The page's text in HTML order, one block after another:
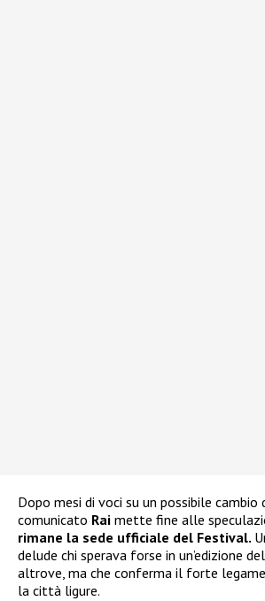
Dopo mesi di voci su un possibile
comunicato Rai mette fine alle
rimane la sede ufficiale del Festival.
delude chi sperava forse in un’edizione
altrove, ma che conferma il forte
la città ligure.